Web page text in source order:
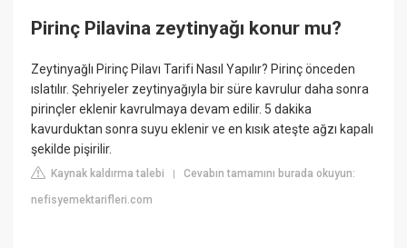
Pirinç Pilavina zeytinyağı konur mu?
Zeytinyağlı Pirinç Pilavı Tarifi Nasıl Yapılır? Pirinç önceden
ıslatılır. Şehriyeler zeytinyağıyla bir süre kavrulur daha sonra
pirinçler eklenir kavrulmaya devam edilir. 5 dakika
kavurduktan sonra suyu eklenir ve en kısık ateşte ağzı kapalı
şekilde pişirilir.
Kaynak kaldırma talebi |Cevabın tamamını burada okuyun:
nefisyemektarifleri.com